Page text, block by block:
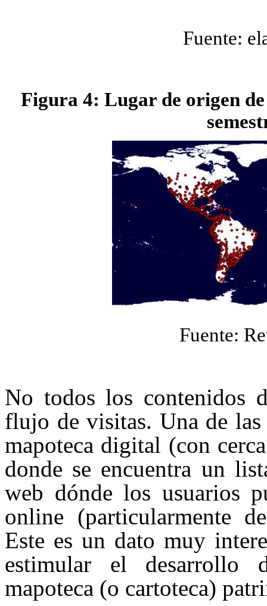
Fuente:
Figura 4: Lugar de origen
Fuente:
No todos los contenidos
flujo de visitas. Una de las
mapoteca digital (con
donde se encuentra un
web dónde los usuarios
online (particularmente
Este es un dato muy
estimular el desarrollo
mapoteca (o cartoteca)